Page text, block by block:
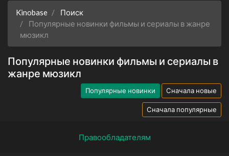
Kinobase
Поиск
Популярные новинки фильмы и сериалы в жанре
мюзикл
Популярные новинки фильмы и сериалы в
жанре мюзикл
Популярные новинки Сначала новые
Сначала популярные
Правообладателям